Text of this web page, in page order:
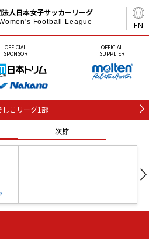
EN
人日本女子サッカーリーグ
Football League
OFFICIAL
SPONSOR
OFFICIAL
SUPPLIER
しこリーグ1部
次節
石人の星